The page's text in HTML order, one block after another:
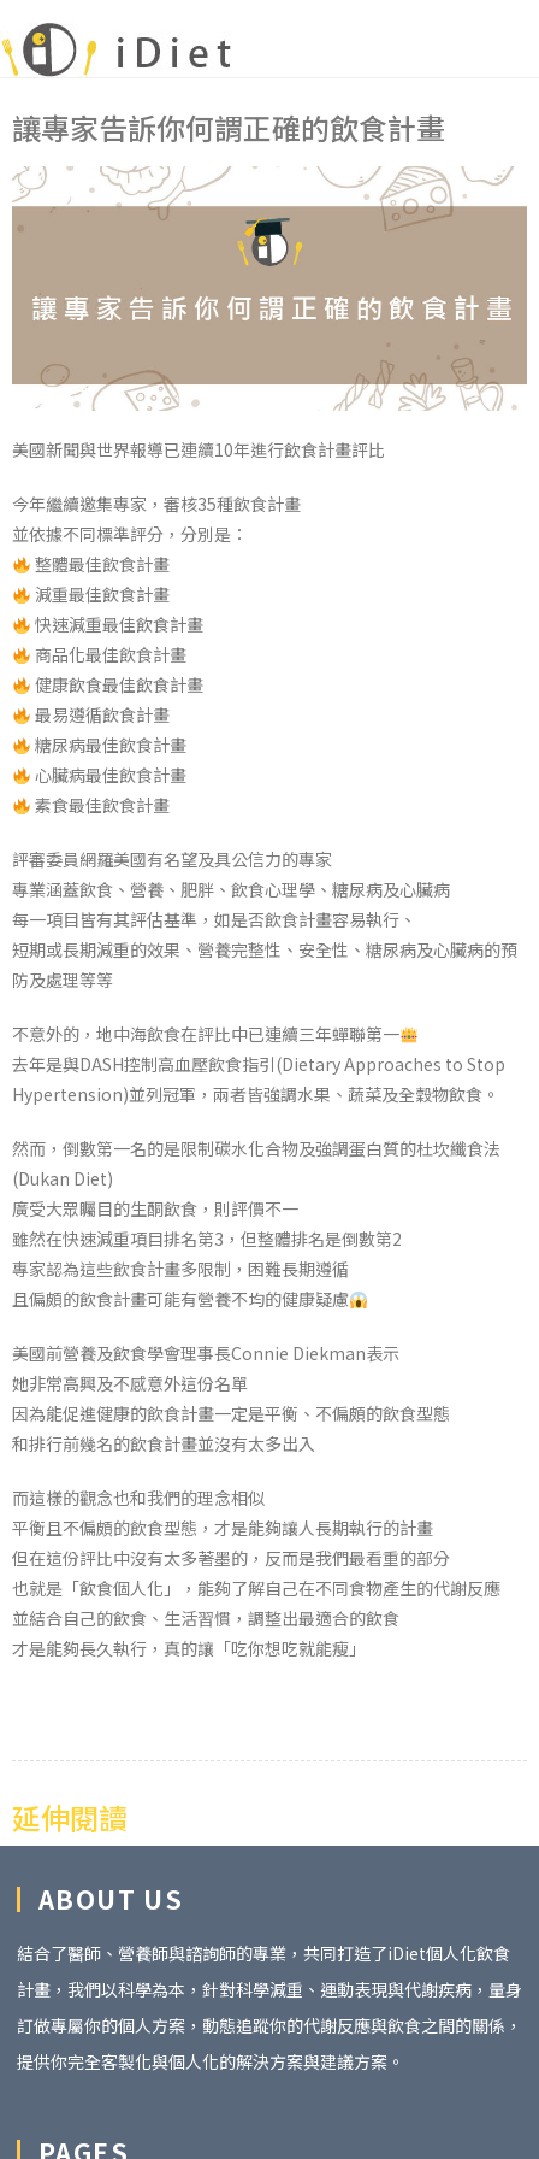
讓專家告訴你何謂正確的飲食計畫
美國新聞與世界報導已連續10年進行飲食計畫評比
今年繼續邀集專家，審核35種飲食計畫
並依據不同標準評分，分別是：
整體最佳飲食計畫
減重最佳飲食計畫
快速減重最佳飲食計畫
商品化最佳飲食計畫
健康飲食最佳飲食計畫
最易遵循飲食計畫
糖尿病最佳飲食計畫
心臟病最佳飲食計畫
素食最佳飲食計畫
評審委員網羅美國有名望及具公信力的專家
專業涵蓋飲食、營養、肥胖、飲食心理學、糖尿病及心臟病
每一項目皆有其評估基準，如是否飲食計畫容易執行、
短期或長期減重的效果、營養完整性、安全性、糖尿病及心臟病的預
防及處理等等
不意外的，地中海飲食在評比中已連續三年蟬聯第一
去年是與DASH控制高血壓飲食指引(Dietary Approaches to Stop
Hypertension)並列冠軍，兩者皆強調水果、蔬菜及全穀物飲食。
然而，倒數第一名的是限制碳水化合物及強調蛋白質的杜坎纖食法
(Dukan Diet)
廣受大眾矚目的生酮飲食，則評價不一
雖然在快速減重項目排名第3，但整體排名是倒數第2
專家認為這些飲食計畫多限制，困難長期遵循
且偏頗的飲食計畫可能有營養不均的健康疑慮
美國前營養及飲食學會理事長Connie Diekman表示
她非常高興及不感意外這份名單
因為能促進健康的飲食計畫一定是平衡、不偏頗的飲食型態
和排行前幾名的飲食計畫並沒有太多出入
而這樣的觀念也和我們的理念相似
平衡且不偏頗的飲食型態，才是能夠讓人長期執行的計畫
但在這份評比中沒有太多著墨的，反而是我們最看重的部分
也就是「飲食個人化」，能夠了解自己在不同食物產生的代謝反應
並結合自己的飲食、生活習慣，調整出最適合的飲食
才是能夠長久執行，真的讓「吃你想吃就能瘦」
延伸閱讀
ABOUT US
結合了醫師、營養師與諮詢師的專業，共同打造了iDiet個人化飲食
計畫，我們以科學為本，針對科學減重、運動表現與代謝疾病，量身
訂做專屬你的個人方案，動態追蹤你的代謝反應與飲食之間的關係，
提供你完全客製化與個人化的解決方案與建議方案。